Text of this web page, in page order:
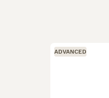
ADVANCED